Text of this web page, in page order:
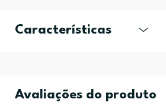
Características
Avaliações do produto